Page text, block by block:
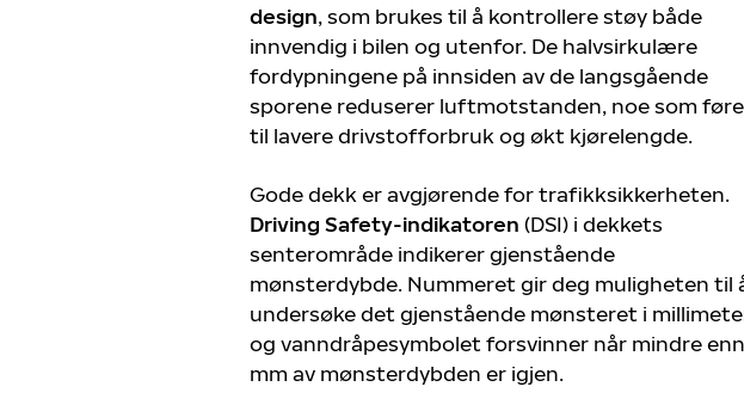
design, som brukes til å kontrollere støy både
innvendig i bilen og utenfor. De halvsirkulære
fordypningene på innsiden av de langsgående
sporene reduserer luftmotstanden, noe som
til lavere drivstofforbruk og økt kjørelengde.
Gode dekk er avgjørende for trafikksikkerheten.
Driving Safety-indikatoren (DSI) i dekkets
senterområde indikerer gjenstående
mønsterdybde. Nummeret gir deg muligheten til
undersøke det gjenstående mønsteret i
og vanndråpesymbolet forsvinner når mindre
mm av mønsterdybden er igjen.